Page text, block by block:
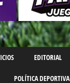
EDITORIAL
POLÍTICA DEPORTIVA